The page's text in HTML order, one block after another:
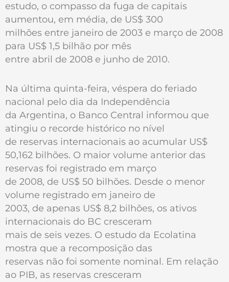
estudo, o compasso da fuga de capitais
aumentou, em média, de US$ 300
milhões entre janeiro de 2003 e março de 2008
para US$ 1,5 bilhão por mês
entre abril de 2008 e junho de 2010.
Na última quinta-feira, véspera do feriado
nacional pelo dia da Independência
da Argentina, o Banco Central informou que
atingiu o recorde histórico no nível
de reservas internacionais ao acumular US$
50,162 bilhões. O maior volume anterior das
reservas foi registrado em março
de 2008, de US$ 50 bilhões. Desde o menor
volume registrado em janeiro de
2003, de apenas US$ 8,2 bilhões, os ativos
internacionais do BC cresceram
mais de seis vezes. O estudo da Ecolatina
mostra que a recomposição das
reservas não foi somente nominal. Em relação
ao PIB, as reservas cresceram